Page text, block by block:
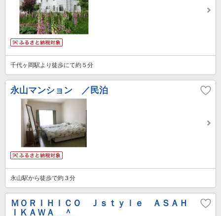
千代ヶ岡駅より徒歩にて約５分
永山マンション ／民泊
永山駅から徒歩で約３分
ＭＯＲＩＨＩＣＯ Ｊｓｔｙｌｅ ＡＳＡＨ
ＩＫＡＷＡ ＾